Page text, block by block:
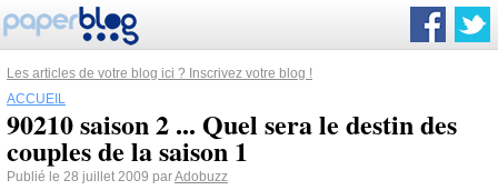
Les articles de votre blog ici ? Inscrivez votre blog !
ACCUEIL
90210 saison 2 ... Quel sera le destin des
couples de la saison 1
Publié le 28 juillet 2009 parAdobuzz